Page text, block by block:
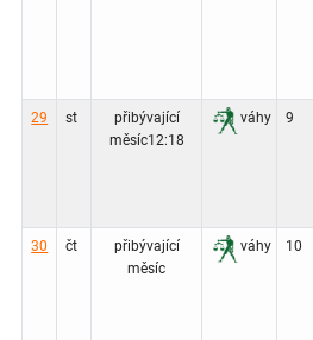
29 st
přibývající
měsíc12:18
váhy 9
30 čt
přibývající
měsíc
váhy 10